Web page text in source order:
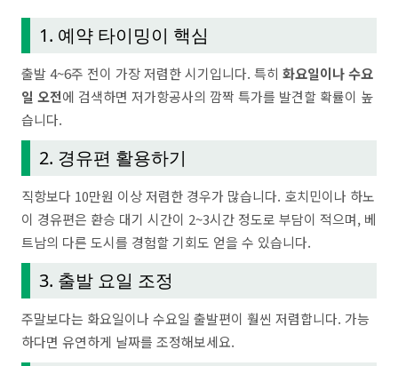
1. 예약 타이밍이 핵심
출발 4~6주 전이 가장 저렴한 시기입니다. 특히 화요일이나 수요
일 오전에 검색하면 저가항공사의 깜짝 특가를 발견할 확률이 높
습니다.
2. 경유편 활용하기
직항보다 10만원 이상 저렴한 경우가 많습니다. 호치민이나 하노
이 경유편은 환승 대기 시간이 2~3시간 정도로 부담이 적으며, 베
트남의 다른 도시를 경험할 기회도 얻을 수 있습니다.
3. 출발 요일 조정
주말보다는 화요일이나 수요일 출발편이 훨씬 저렴합니다. 가능
하다면 유연하게 날짜를 조정해보세요.